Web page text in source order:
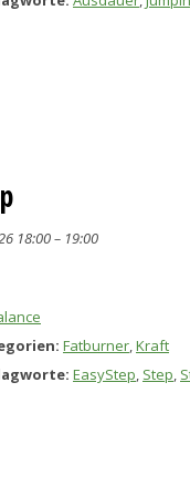
18:00– 19:00
Fatburner,Kraft
EasyStep, Step,